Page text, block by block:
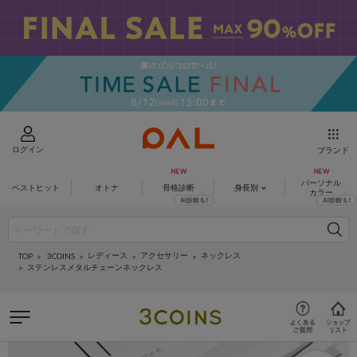
ログイン ブランド
ベストヒット オトナ 骨格診断 身長別
パーソナル
カラー
TOP 3COINS レディース アクセサリー
ネックレス
ステンレスメタルチェーンネックレス